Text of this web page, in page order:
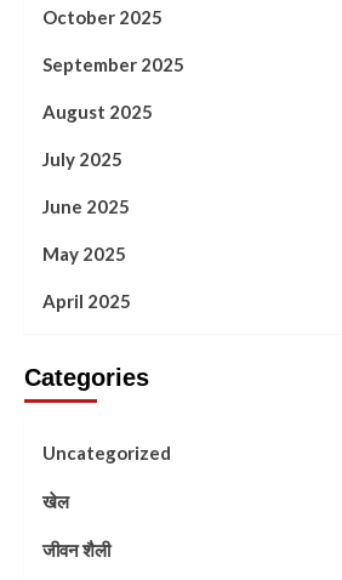
October 2025
September 2025
August 2025
July 2025
June 2025
May 2025
April 2025
Categories
Uncategorized
खेल
जीवन शैली